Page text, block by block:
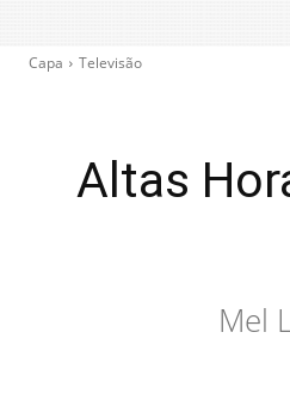
Capa Televisão
Altas
Mel